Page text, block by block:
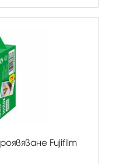
Fujifilm